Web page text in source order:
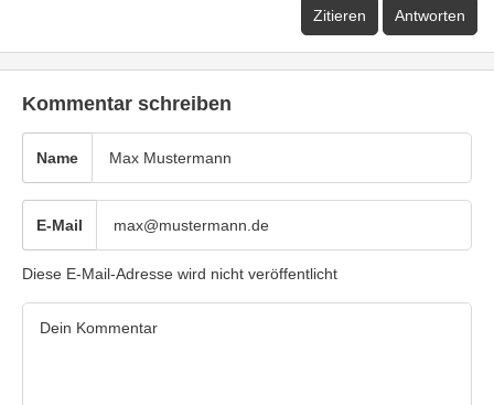
Zitieren Antworten
Kommentar schreiben
Name
E-Mail
Diese E-Mail-Adresse wird nicht veröffentlicht